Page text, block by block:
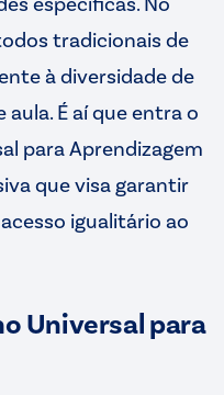
tradicionais de
à diversidade de
É aí que entra o
para Aprendizagem
que visa garantir
igualitário ao
Universal para